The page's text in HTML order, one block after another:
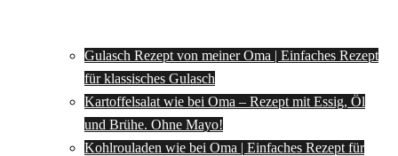
Gulasch Rezept von meiner Oma | Einfaches Rezept
für klassisches Gulasch
Kartoffelsalat wie bei Oma – Rezept mit Essig, Öl
und Brühe. Ohne Mayo!
Kohlrouladen wie bei Oma | Einfaches Rezept für